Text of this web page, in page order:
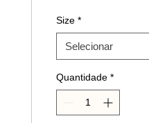
Size *
Selecionar
Quantidade *